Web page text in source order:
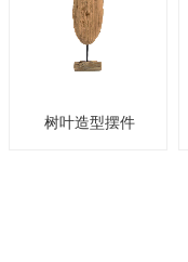
树叶造型摆件